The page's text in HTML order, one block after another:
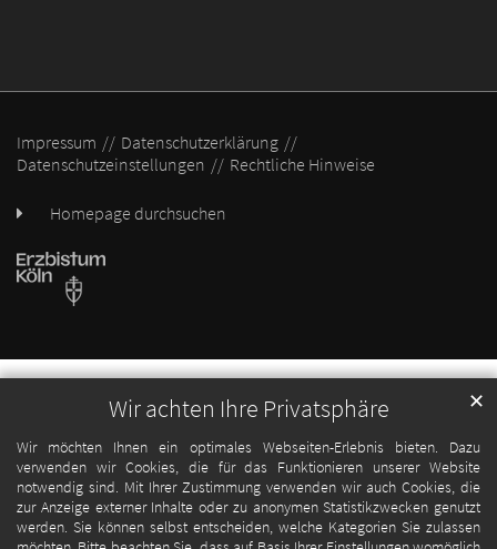
Wir achten Ihre Privatsphäre
Wir möchten Ihnen ein optimales Webseiten-Erlebnis bieten. Dazu
verwenden wir Cookies, die für das Funktionieren unserer Website
notwendig sind. Mit Ihrer Zustimmung verwenden wir auch Cookies, die
zur Anzeige externer Inhalte oder zu anonymen Statistikzwecken genutzt
werden. Sie können selbst entscheiden, welche Kategorien Sie zulassen
✕
Impressum
Datenschutzerklärung
Datenschutzeinstellungen
Rechtliche Hinweise
Homepage durchsuchen